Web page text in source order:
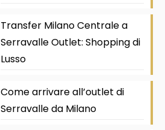
Transfer Milano Centrale a
Serravalle Outlet: Shopping di
Lusso
Come arrivare all’outlet di
Serravalle da Milano